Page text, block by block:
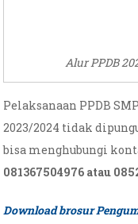
Alur PPDB
Pelaksanaan PPDB
2023/2024 tidak
bisa menghubungi
081367504976 atau
Download brosur